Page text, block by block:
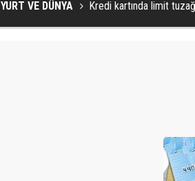
YURT VE DÜNYA Kredi kartında limit